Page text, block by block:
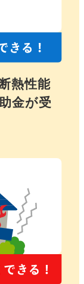
熱性能
金が受